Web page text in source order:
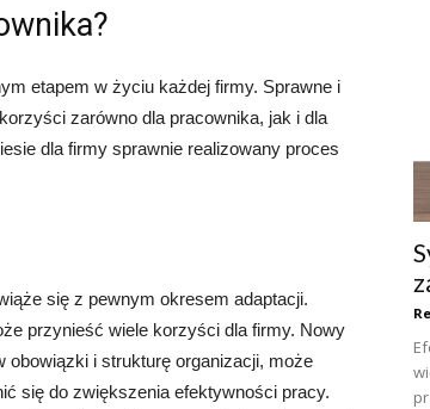
etapem w życiu każdej firmy. Sprawne i
zarówno dla pracownika, jak i dla
dla firmy sprawnie realizowany proces
się z pewnym okresem adaptacji.
przynieść wiele korzyści dla firmy. Nowy
i strukturę organizacji, może
się do zwiększenia efektywności pracy.